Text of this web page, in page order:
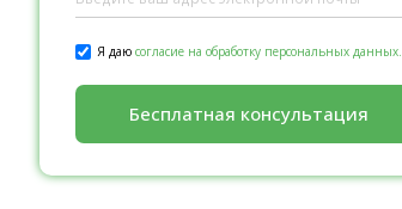
Я даю согласие на обработку персональных данных.
Бесплатная консультация